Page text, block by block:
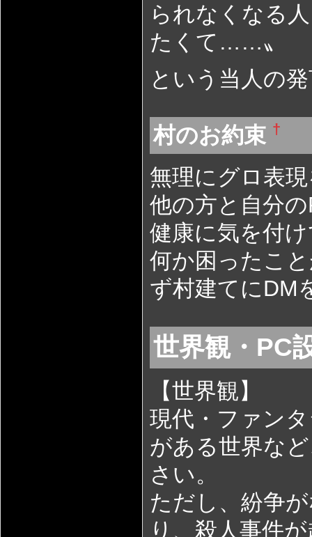
られなくなる
たくて……〟
という当人の
村のお約束 †
無理にグロ表
他の方と自分
健康に気を付
何か困ったこ
ず村建てにDM
世界観・PC
【世界観】
現代・ファン
がある世界な
さい。
ただし、紛争
り、殺人事件